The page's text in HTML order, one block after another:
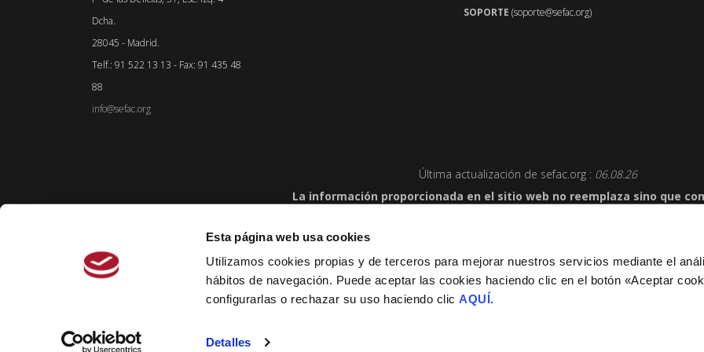
Esta página web usa cookies
Utilizamos cookies propias y de terceros para mejorar nuestros servicios mediante el
hábitos de navegación. Puede aceptar las cookies haciendo clic en el botón «Aceptar
configurarlas o rechazar su uso haciendo clicAQUÍ.
Detalles
Dcha.
28045 - Madrid.
Telf.: 91 522 13 13 - Fax: 91 435 48
88
info@sefac.org
SOPORTE (soporte@sefac.org)
Última actualización de sefac.org : 06.08.26
La información proporcionada en el sitio web no reemplaza sino que
© Copyright - SEFAC · Sociedad Española de Farmacia Clínica, Familiar y Comunitaria -
AVISO LEGAL·POLÍTICA DE PUBLICIDAD·POLÍTICA DE PRIVACIDAD